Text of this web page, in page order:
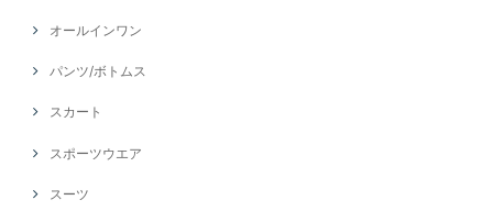
オールインワン
パンツ/ボトムス
スカート
スポーツウエア
スーツ